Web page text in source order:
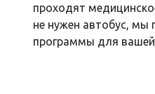
проходят
не нужен автобус, мы
программы для вашей